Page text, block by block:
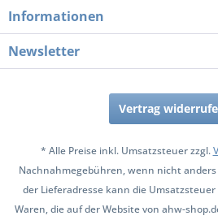
Informationen
Newsletter
Vertrag
* Alle Preise inkl. Umsatzsteuer zzgl.
Nachnahmegebühren, wenn nicht
der Lieferadresse kann die
Waren, die auf der Website von ahw-